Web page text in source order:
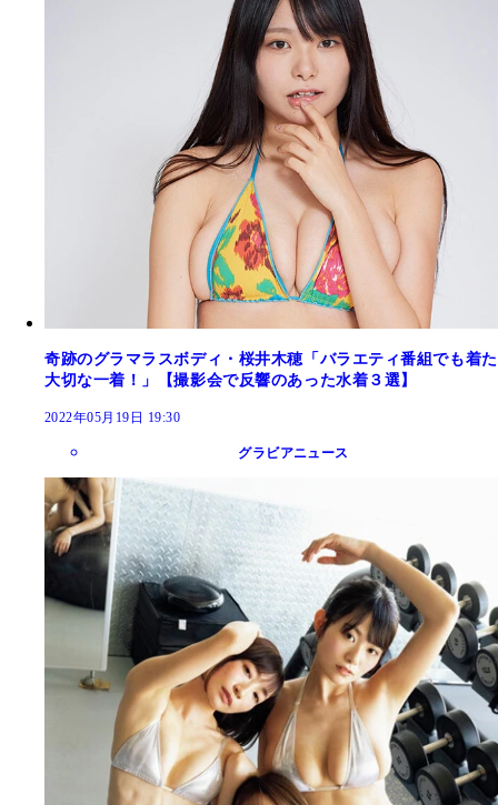
奇跡のグラマラスボディ・桜井木穂「バラエティ番組でも着た
大切な一着！」【撮影会で反響のあった水着３選】
2022年05月19日 19:30
グラビアニュース